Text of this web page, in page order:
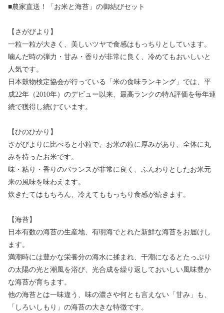
■農家直送！「お米と海苔」の御結びセット
【さがびより】
一粒一粒が大きく、美しいツヤで食感はもっちりとしています。
噛んだ時の弾力・甘み・香りが非常に良く、冷めてもおいしいと
人気です。
日本穀物検定協会が行っている「米の食味ランキング」では、平
成22年（2010年）のデビュー以来、最高ランクの特A評価を毎年連
続で獲得し続けています。
【ひのひかり】
さがびよりに比べると小粒で、お米の粒に厚みがあり、全体に丸
みを持ったお米です。
味・粘り・香りのバランスが非常に良く、ふんわりとしたお米元
来の風味を味わえます。
炊きたてはもちろん、冷えてももっちり食感が続きます。
【海苔】
日本有数の海苔の生産地、有明海でとれた新鮮な海苔をお届けし
ます。
満潮時には豊かな栄養分の海水に揉まれ、干潮になるとたっぷり
の太陽の光と潮風を浴び、光合成を繰り返しておいしい風味豊か
な海苔が育ちます。
他の海苔とは一味違う、味の濃さや何とも言えない「甘み」も、
「しろいしもり」の海苔の大きな特徴です。